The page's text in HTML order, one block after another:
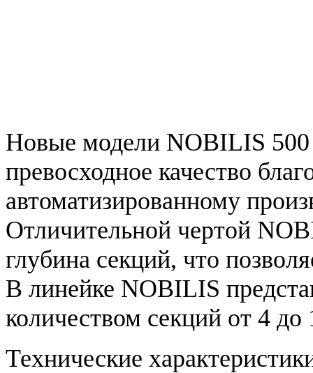
Новые модели NOBILIS
превосходное качество
автоматизированному
Отличительной чертой
глубина секций, что
В линейке NOBILIS
количеством секций от 4 до
Технические